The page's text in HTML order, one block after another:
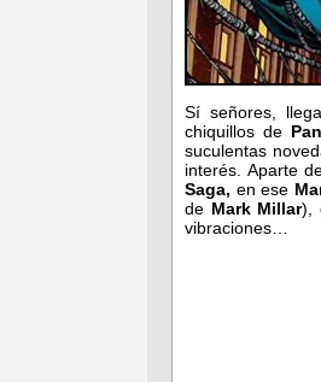
Sí señores,
chiquillos de
suculentas
interés. Aparte
Saga, en ese
de Mark Millar),
vibraciones…